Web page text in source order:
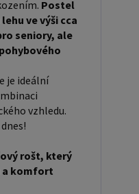
- ZDE
jsou klíčové
Výška postele by
vstávat a
ovlivnit celkový
V naší nabídce
je obzvláště
80x200 cm a
za standardní
Postel
ve výši cca
seniory, ale
je ideální
vzhledu.
rošt, který
a komfort